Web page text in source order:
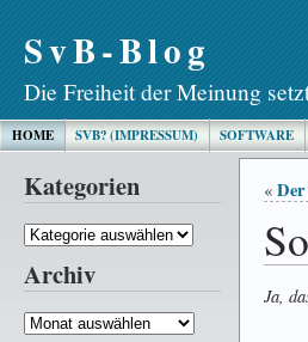
SvB-Blog
Die Freiheit der Meinung
HOME SVB? (IMPRESSUM) SOFTWARE
Kategorien
Kategorien
Archiv
Archiv
«
Ja,